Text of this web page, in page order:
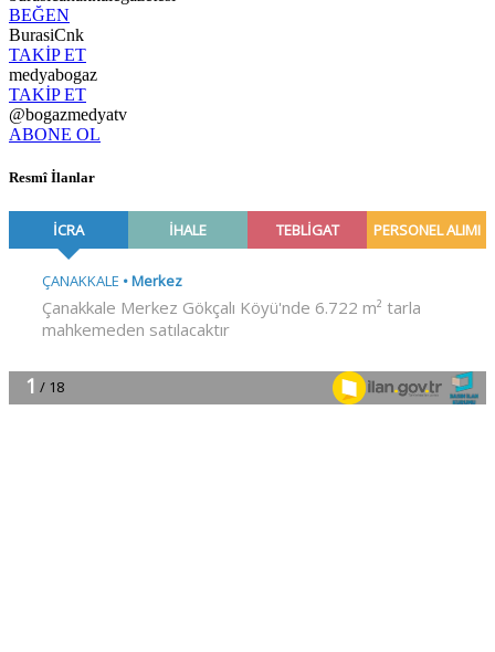
BEĞEN
BurasiCnk
TAKİP ET
medyabogaz
TAKİP ET
@bogazmedyatv
ABONE OL
Resmî İlanlar